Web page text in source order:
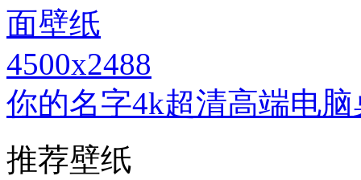
4500x2488
你的名字4k超清高端电
推荐壁纸